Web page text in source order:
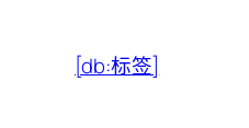
[db:标签]